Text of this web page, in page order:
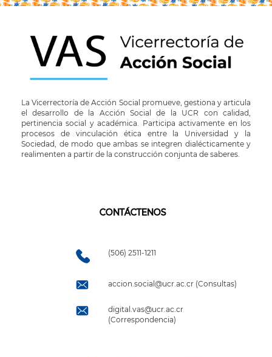
La Vicerrectoría de Acción Social promueve, gestiona y articula
el desarrollo de la Acción Social de la UCR con calidad,
pertinencia social y académica. Participa activamente en los
procesos de vinculación ética entre la Universidad y la
Sociedad, de modo que ambas se integren dialécticamente y
realimenten a partir de la construcción conjunta de saberes.
CONTÁCTENOS
(506) 2511-1211
accion.social@ucr.ac.cr (Consultas)
digital.vas@ucr.ac.cr
(Correspondencia)